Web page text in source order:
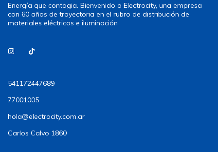
Energía que contagia. Bienvenido a Electrocity, una empresa
con 60 años de trayectoria en el rubro de distribución de
materiales eléctricos e iluminación
541172447689
77001005
hola@electrocity.com.ar
Carlos Calvo 1860